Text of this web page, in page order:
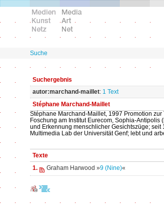
Suche
Suchergebnis
autor:marchand-maillet: 1 Text
Stéphane Marchand-Maillet
Stéphane Marchand-Maillet, 1997 Promotion
Foschung am Institut Eurecom, Sophia-
und Erkennung menschlicher Gesichtszüge;
Multimedia Lab der Universität Genf; lebt und
Texte
1.
Graham Harwood »9 (Nine)«